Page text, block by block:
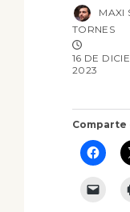
Comparte
MAXI
TORNES
16 DE
2023